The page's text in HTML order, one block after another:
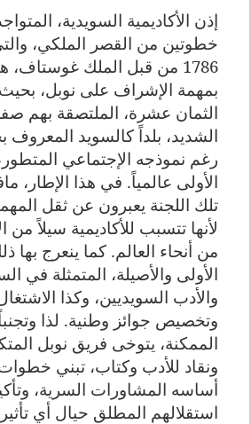
إذن الأكاديمية السويدية،
خطوتين من القصر الملكي،
1786 من قبل الملك
بمهمة الإشراف على نوبل،
الثمان عشرة، الملتصقة بهم
الشديد، بلداً كالسويد المعروف
رغم نموذجه الإجتماعي
الأولى عالمياً. في هذا الإطار،
تلك اللجنة يعبرون عن ثقل
لأنها تتسبب للأكاديمية سيلاً من
من أنحاء العالم. كما ينعرج بها
الأولى والأصيلة، المتمثلة في
والأدب السويديين، وكذا
وتخصيص جوائز وطنية. لذا
الممكنة، يتوخى فريق نوبل
ونقاد للأدب وكتاب، تبني
أساسه المشاورات السرية،
استقلالهم المطلق حيال أي تأثير